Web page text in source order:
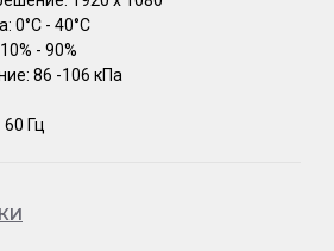
0°C - 40°C
- 90%
86 -106 кПа
Гц